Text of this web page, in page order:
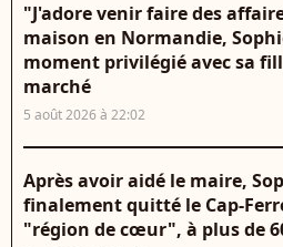
"J'adore venir faire des
maison en Normandie,
moment privilégié avec sa
marché
5 août 2026 à 22:02
Après avoir aidé le maire,
finalement quitté le Cap-
"région de cœur", à plus de